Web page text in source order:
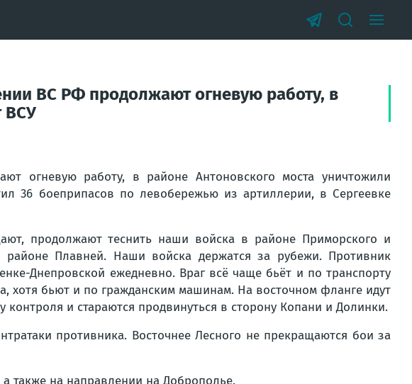
ВС РФ продолжают огневую работу, в
ВСУ
огневую работу, в районе Антоновского моста уничтожили
36 боеприпасов по левобережью из артиллерии, в Сергеевке
продолжают теснить наши войска в районе Приморского и
Плавней. Наши войска держатся за рубежи. Противник
Днепровской ежедневно. Враг всё чаще бьёт и по транспорту
хотя бьют и по гражданским машинам. На восточном фланге идут
и стараются продвинуться в сторону Копани и Долинки.
противника. Восточнее Лесного не прекращаются бои за
также на направлении на Доброполье.